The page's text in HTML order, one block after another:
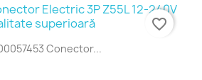
Conector...
favorite_border